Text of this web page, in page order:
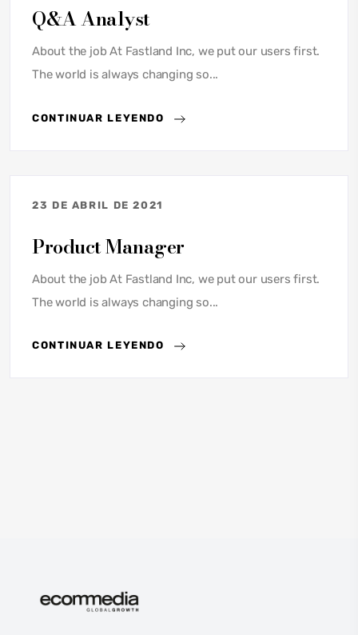
Q&A Analyst
About the job At Fastland Inc, we put our users first.
The world is always changing so...
CONTINUAR LEYENDO
23 DE ABRIL DE 2021
Product Manager
About the job At Fastland Inc, we put our users first.
The world is always changing so...
CONTINUAR LEYENDO